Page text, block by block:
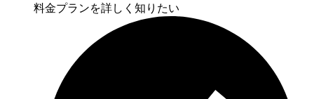
料金プランを詳しく知りたい